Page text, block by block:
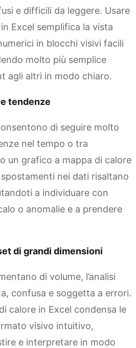
e difficili da leggere. Usare
Excel semplifica la vista
in blocchi visivi facili
molto più semplice
agli altri in modo chiaro.
tendenze
di seguire molto
nel tempo o tra
un grafico a mappa di calore
nei dati risaltano
a individuare con
o anomalie e a prendere
di grandi dimensioni
di volume, l’analisi
confusa e soggetta a errori.
calore in Excel condensa le
visivo intuitivo,
e interpretare in modo